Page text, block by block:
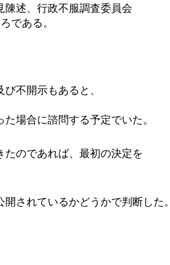
陳述、行政不服調査委員会
である。
不開示もあると、
場合に諮問する予定でいた。
のであれば、最初の決定を
されているかどうかで判断した。